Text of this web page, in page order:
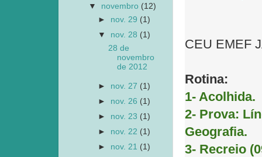
CEU EMEF
Rotina:
1- Acolhida.
2- Prova:
Geografia.
3- Recreio
▼ novembro (12)
► nov. 29 (1)
▼ nov. 28 (1)
28 de
novembro
de 2012
► nov. 27 (1)
► nov. 26 (1)
► nov. 23 (1)
► nov. 22 (1)
► nov. 21 (1)